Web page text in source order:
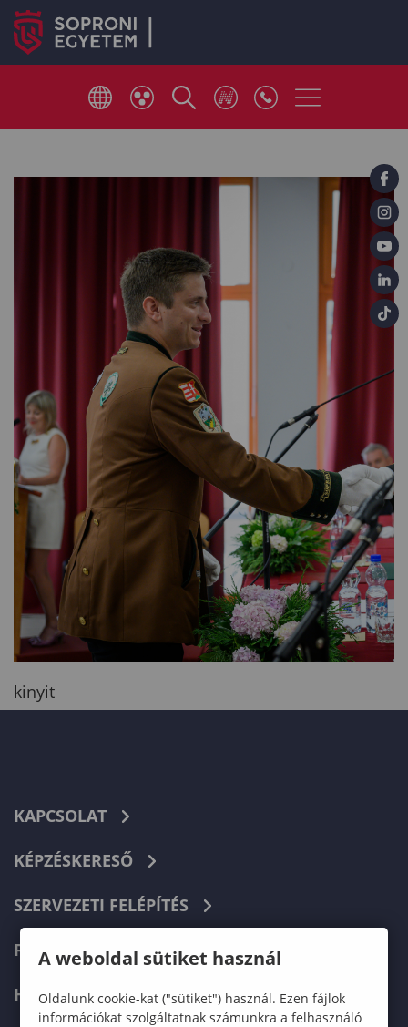
kinyit
KAPCSOLAT
KÉPZÉSKERESŐ
SZERVEZETI FELÉPÍTÉS
FELVÉTELIZŐKNEK
HALLGATÓKNAK
A weboldal sütiket használ
Oldalunk cookie-kat ("sütiket") használ. Ezen fájlok
információkat szolgáltatnak számunkra a felhasználó